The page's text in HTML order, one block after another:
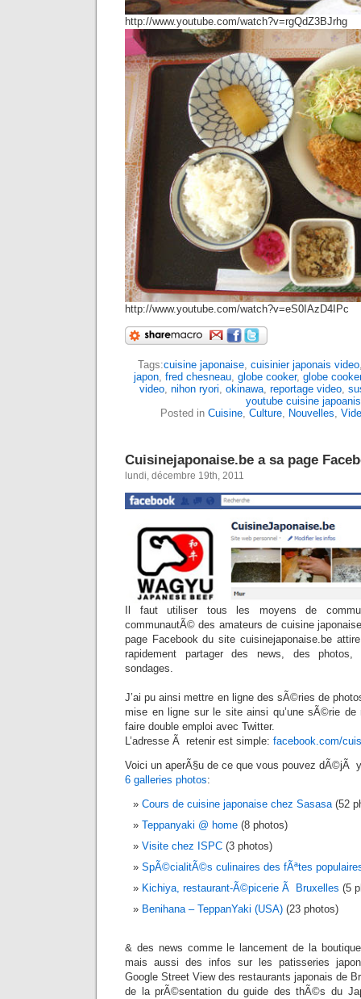
http://www.youtube.com/watch?v=rgQdZ3BJrhg
http://www.youtube.com/watch?v=eS0IAzD4IPc
Tags:cuisine japonaise, cuisinier japonais video
japon, fred chesneau, globe cooker, globe
video nihon ryori okinawa reportage video
youtube cuisine
Posted in Cuisine Culture Nouvelles
Cuisinejaponaise.be a sa page
lundi, décembre 19th, 2011
Il faut utiliser tous les moyens de
communautÃ© des amateurs de cuisine
page Facebook du site cuisinejaponaise.be
rapidement partager des news, des
sondages.
J’ai pu ainsi mettre en ligne des sÃ©ries de
mise en ligne sur le site ainsi qu’une sÃ©rie de
faire double emploi avec Twitter.
L’adresse Ã retenir est simple: facebook.com/
Voici un aperÃ§u de ce que vous pouvez dÃ©jÃ
6 galleries photos:
Cours de cuisine japonaise chez Sasasa(52
Teppanyaki @ home (8 photos)
Visite chez ISPC (3 photos)
SpÃ©cialitÃ©s culinaires des fÃªtes
Kichiya, restaurant-Ã©picerie Ã Bruxelles (5
Benihana – TeppanYaki (USA) (23 photos)
& des news comme le lancement de la
mais aussi des infos sur les patisseries
Google Street View des restaurants japonais de
de la prÃ©sentation du guide des thÃ©s du